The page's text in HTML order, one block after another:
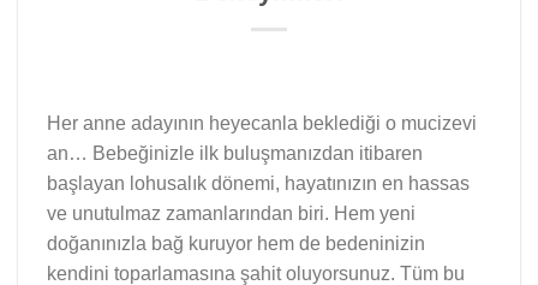
Her anne adayının heyecanla beklediği o mucizevi
an… Bebeğinizle ilk buluşmanızdan itibaren
başlayan lohusalık dönemi, hayatınızın en hassas
ve unutulmaz zamanlarından biri. Hem yeni
doğanınızla bağ kuruyor hem de bedeninizin
kendini toparlamasına şahit oluyorsunuz. Tüm bu